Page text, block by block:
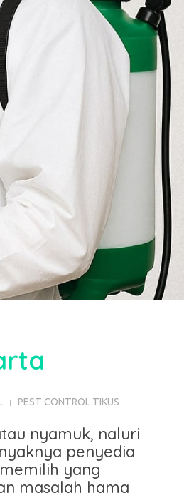
PEST CONTROL TIKUS
nyamuk, naluri
penyedia
yang
masalah hama